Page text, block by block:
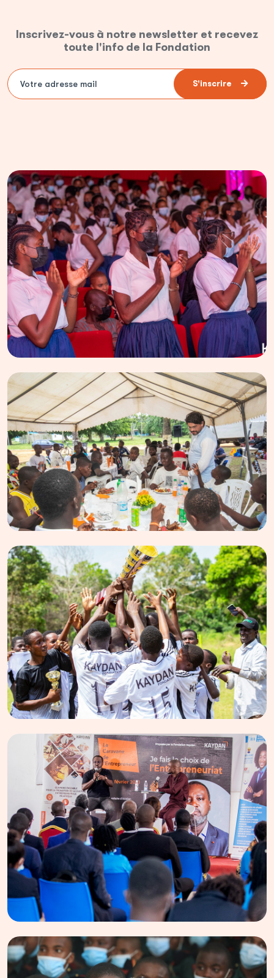
Inscrivez-vous à notre newsletter et recevez
toute l'info de la Fondation
S'inscrire